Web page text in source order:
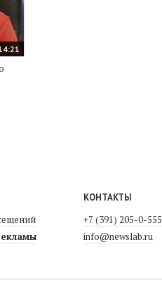
КОНТАКТЫ
+7 (391) 205-0-555
info@newslab.ru